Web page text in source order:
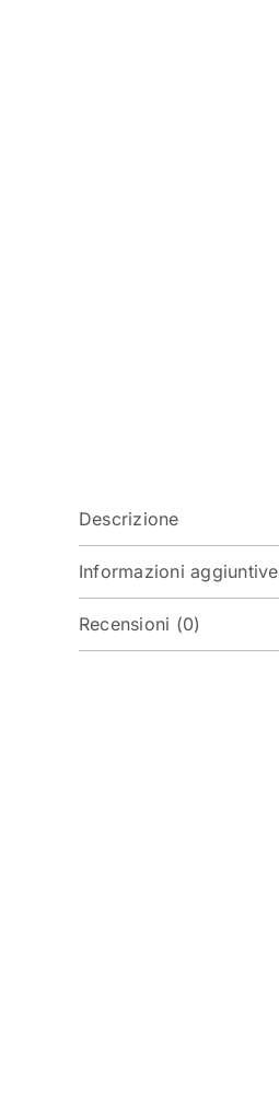
Descrizione
Informazioni aggiuntive
Recensioni (0)